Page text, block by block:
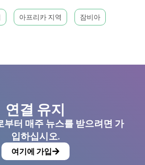
아프리카 지역 잠비아
연결 유지
부터 매주 뉴스를 받으려면 가
입하십시오.
여기에 가입